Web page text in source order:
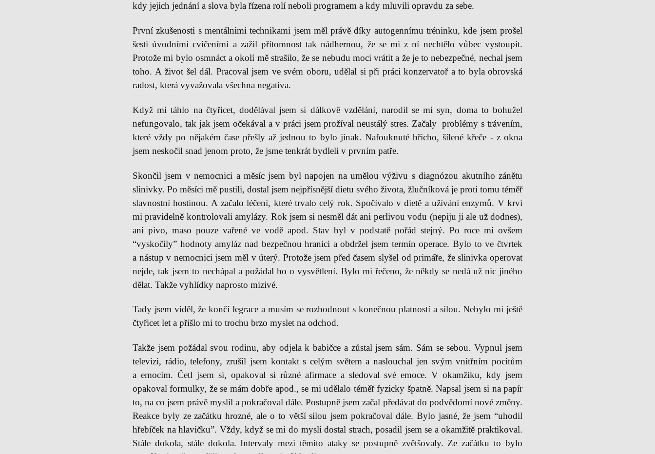
kdy jejich jednání a slova byla řízena rolí neboli programem a kdy mluvili opravdu za sebe.
První zkušenosti s mentálnimi technikami jsem měl právě díky autogennímu tréninku, kde jsem prošel
šesti úvodními cvičeními a zažil přítomnost tak nádhernou, že se mi z ní nechtělo vůbec vystoupit.
Protože mi bylo osmnáct a okolí mě strašilo, že se nebudu moci vrátit a že je to nebezpečné, nechal jsem
toho. A život šel dál. Pracoval jsem ve svém oboru, udělal si při práci konzervatoř a to byla obrovská
radost, která vyvažovala všechna negativa.
Když mi táhlo na čtyřicet, dodělával jsem si dálkově vzdělání, narodil se mi syn, doma to bohužel
nefungovalo, tak jak jsem očekával a v práci jsem prožíval neustálý stres. Začaly problémy s trávením,
které vždy po nějakém čase přešly až jednou to bylo jinak. Nafouknuté břicho, šílené křeče - z okna
jsem neskočil snad jenom proto, že jsme tenkrát bydleli v prvním patře.
Skončil jsem v nemocnici a měsíc jsem byl napojen na umělou výživu s diagnózou akutního zánětu
slinivky. Po měsíci mě pustili, dostal jsem nejpřísnější dietu svého života, žlučníková je proti tomu téměř
slavnostní hostinou. A začalo léčení, které trvalo celý rok. Spočívalo v dietě a užívání enzymů. V krvi
mi pravidelně kontrolovali amylázy. Rok jsem si nesměl dát ani perlivou vodu (nepiju ji ale už dodnes),
ani pivo, maso pouze vařené ve vodě apod. Stav byl v podstatě pořád stejný. Po roce mi ovšem
“vyskočily” hodnoty amyláz nad bezpečnou hranici a obdržel jsem termín operace. Bylo to ve čtvrtek
a nástup v nemocnici jsem měl v úterý. Protože jsem před časem slyšel od primáře, že slinivka operovat
nejde, tak jsem to nechápal a požádal ho o vysvětlení. Bylo mi řečeno, že někdy se nedá už nic jiného
dělat. Takže vyhlídky naprosto mizivé.
Tady jsem viděl, že končí legrace a musím se rozhodnout s konečnou platností a silou. Nebylo mi ještě
čtyřicet let a přišlo mi to trochu brzo myslet na odchod.
Takže jsem požádal svou rodinu, aby odjela k babičce a zůstal jsem sám. Sám se sebou. Vypnul jsem
televizi, rádio, telefony, zrušil jsem kontakt s celým světem a naslouchal jen svým vnitřním pocitům
a emocím. Četl jsem si, opakoval si různé afirmace a sledoval své emoce. V okamžiku, kdy jsem
opakoval formulky, že se mám dobře apod., se mi udělalo téměř fyzicky špatně. Napsal jsem si na papír
to, na co jsem právě myslil a pokračoval dále. Postupně jsem začal předávat do podvědomí nové změny.
Reakce byly ze začátku hrozné, ale o to větší silou jsem pokračoval dále. Bylo jasné, že jsem “uhodil
hřebíček na hlavičku”. Vždy, když se mi do mysli dostal strach, posadil jsem se a okamžitě praktikoval.
Stále dokola, stále dokola. Intervaly mezi těmito ataky se postupně zvětšovaly. Ze začátku to bylo